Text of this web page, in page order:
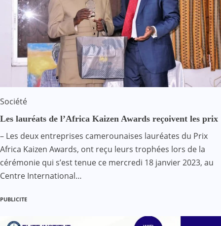
Société
Les lauréats de l’Africa Kaizen Awards reçoivent les prix
– Les deux entreprises camerounaises lauréates du Prix
Africa Kaizen Awards, ont reçu leurs trophées lors de la
cérémonie qui s’est tenue ce mercredi 18 janvier 2023, au
Centre International…
PUBLICITE